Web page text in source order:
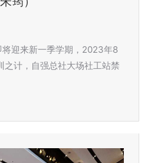
将迎来新一季学期，2023年8
之计，自强总社大场社工站禁